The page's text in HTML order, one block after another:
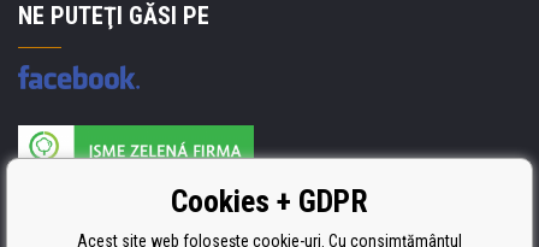
NE PUTEŢI GĂSI PE
Producătorul umpluturii de rezervă este certificat
ISO 9001, ISO 14001 şi STMC.Cookies + GDPR
Acest site web folosește cookie-uri. Cu consimțământul